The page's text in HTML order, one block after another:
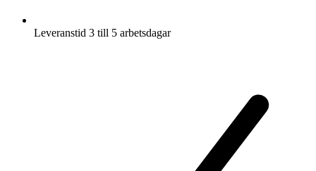
Leveranstid 3 till 5 arbetsdagar